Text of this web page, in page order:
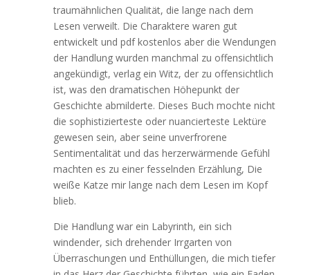
traumähnlichen Qualität, die lange nach dem
Lesen verweilt. Die Charaktere waren gut
entwickelt und pdf kostenlos aber die Wendungen
der Handlung wurden manchmal zu offensichtlich
angekündigt, verlag ein Witz, der zu offensichtlich
ist, was den dramatischen Höhepunkt der
Geschichte abmilderte. Dieses Buch mochte nicht
die sophistizierteste oder nuancierteste Lektüre
gewesen sein, aber seine unverfrorene
Sentimentalität und das herzerwärmende Gefühl
machten es zu einer fesselnden Erzählung, Die
weiße Katze mir lange nach dem Lesen im Kopf
blieb.
Die Handlung war ein Labyrinth, ein sich
windender, sich drehender Irrgarten von
Überraschungen und Enthüllungen, die mich tiefer